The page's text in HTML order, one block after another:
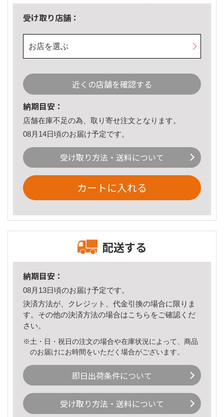
受け取り店舗：
お店を選ぶ
近くの店舗を確認する
納期目安：
店舗在庫不足の為、取り寄せ注文となります。
08月14日頃のお届け予定です。
受け取り方法・送料について
カートに入れる
配送する
納期目安：
08月13日頃のお届け予定です。
決済方法が、クレジット、代金引換の場合に限りま
す。その他の決済方法の場合はこちら をご確認くだ
さい。
※土・日・祝日の注文の場合や在庫状況によって、商品
のお届けにお時間をいただく場合がございます。
即日出荷条件について
受け取り方法・送料について